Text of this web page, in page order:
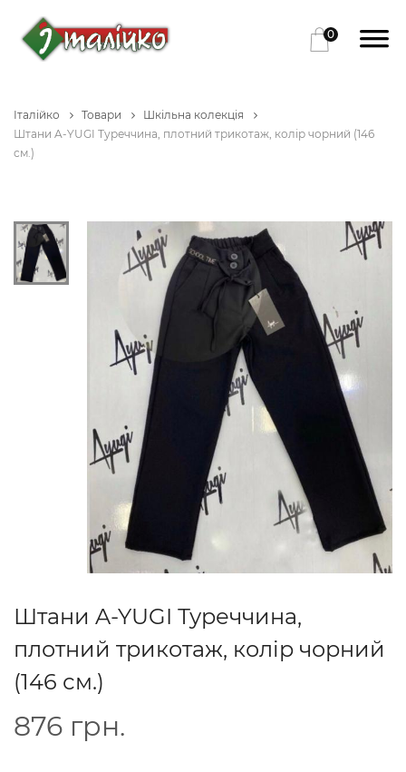
0
Італійко Товари
Шкільна колекція
Штани A-YUGI Туреччина, плотний трикотаж, колір чорний (146
см.)
Штани A-YUGI Туреччина,
плотний трикотаж, колір чорний
(146 см.)
876 грн.